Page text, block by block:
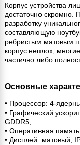
Корпус устройства
достаточно скромно.
разработку
составляющую
ребристым матовым
корпус неплох,
частично либо
Основные
• Процессор: 4-
• Графический
GDDR5;
• Оперативная
• Дисплей: матовый,